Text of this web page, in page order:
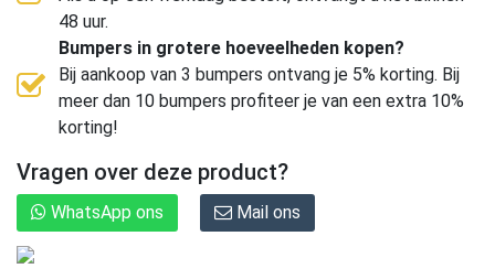
48 uur.
Bumpers in grotere hoeveelheden kopen?
Bij aankoop van 3 bumpers ontvang je 5% korting. Bij
meer dan 10 bumpers profiteer je van een extra 10%
korting!
Vragen over deze product?
WhatsApp ons Mail ons